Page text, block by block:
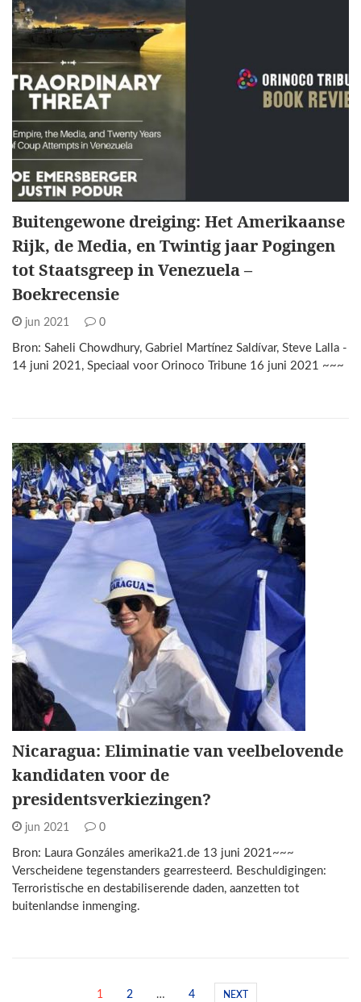
Buitengewone dreiging: Het Amerikaanse
Rijk, de Media, en Twintig jaar Pogingen
tot Staatsgreep in Venezuela –
Boekrecensie
jun 2021 0
Bron: Saheli Chowdhury, Gabriel Martínez Saldívar, Steve Lalla -
14 juni 2021, Speciaal voor Orinoco Tribune 16 juni 2021 ~~~
Nicaragua: Eliminatie van veelbelovende
kandidaten voor de
presidentsverkiezingen?
jun 2021 0
Bron: Laura Gonzáles amerika21.de 13 juni 2021~~~
Verscheidene tegenstanders gearresteerd. Beschuldigingen:
Terroristische en destabiliserende daden, aanzetten tot
buitenlandse inmenging.
1 2 … 4 NEXT